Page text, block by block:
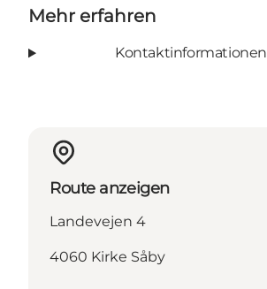
Mehr erfahren
Kontaktinformationen
Route anzeigen
Landevejen 4
4060 Kirke Såby